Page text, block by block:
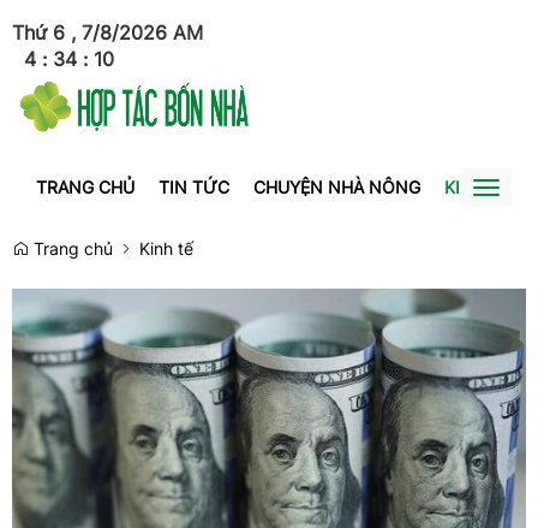
Thứ 6 , 7/8/2026
4 : 34 : 11
AM
TRANG CHỦ TIN TỨC CHUYỆN NHÀ NÔNG KINH TẾToggle
Trang chủ
Kinh tế